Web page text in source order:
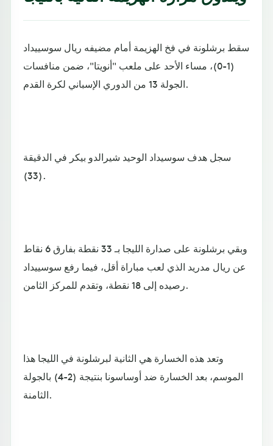
سقط برشلونة في فخ الهزيمة أمام مضيفه ريال سوسييداد
(1-0)، مساء الأحد على ملعب "أنويتا"، ضمن منافسات
الجولة 13 من الدوري الإسباني لكرة القدم.
سجل هدف سوسيداد الوحيد شيرالدو بيكر في الدقيقة
(33).
وبقي برشلونة على صدارة الليجا بـ 33 نقطة بفارق 6 نقاط
عن ريال مدريد الذي لعب مباراة أقل، فيما رفع سوسييداد
رصيده إلى 18 نقطة، وتقدم للمركز الثامن.
وتعد هذه الخسارة هي الثانية لبرشلونة في الليجا هذا
الموسم، بعد الخسارة ضد أوساسونا بنتيجة (2-4) بالجولة
الثامنة.